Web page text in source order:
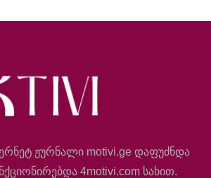
ჟურნალი motivi.ge დაფუძნდა
4motivi.com სახით.